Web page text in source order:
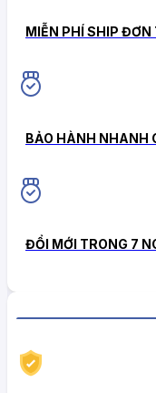
MIỄN PHÍ SHIP ĐƠN
BẢO HÀNH NHANH
ĐỔI MỚI TRONG 7